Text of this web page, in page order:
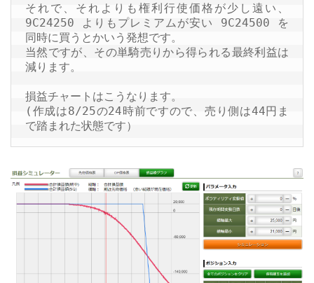
それで、それよりも権利行使価格が少し遠い、
9C24250 よりもプレミアムが安い 9C24500 を
同時に買うとかいう発想です。
当然ですが、その単騎売りから得られる最終利益は
減ります。
損益チャートはこうなります。
(作成は8/25の24時前ですので、売り側は44円ま